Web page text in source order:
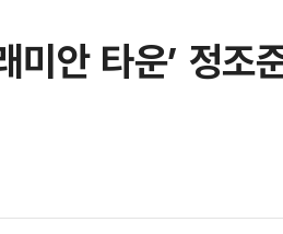
미안 타운’ 정조